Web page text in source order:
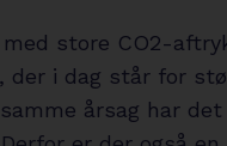
store CO2-
der i dag står for
årsag har